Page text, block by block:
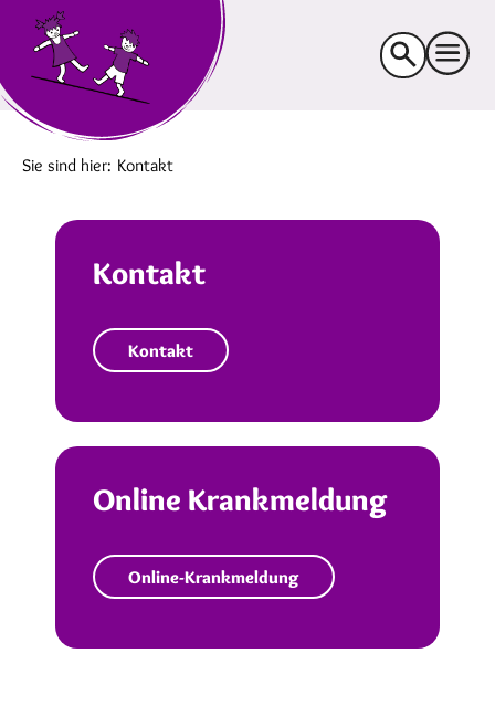
Suche
nach:
Sie sind hier: Kontakt
Kontakt
Kontakt
Online Krankmeldung
Online-Krankmeldung